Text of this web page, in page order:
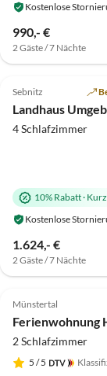
Kostenlose
990,- €
2 Gäste / 7 Nächte
Hundefreundlich
5.0 (9)
Sebnitz
4 Schlafzimmer
10% Rabatt·
Kostenlose
1.624,- €
2 Gäste / 7 Nächte
5.0 (4)
Münstertal
2 Schlafzimmer
5 / 5